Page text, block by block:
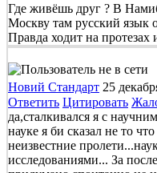
Где живёшь друг ? В
Москву там русский язык
Правда ходит на протезах
Новий Стандарт 25
Ответить Цитировать
да,сталкивался я с
науке я би сказал не то
неизвестние
исследованиями... За